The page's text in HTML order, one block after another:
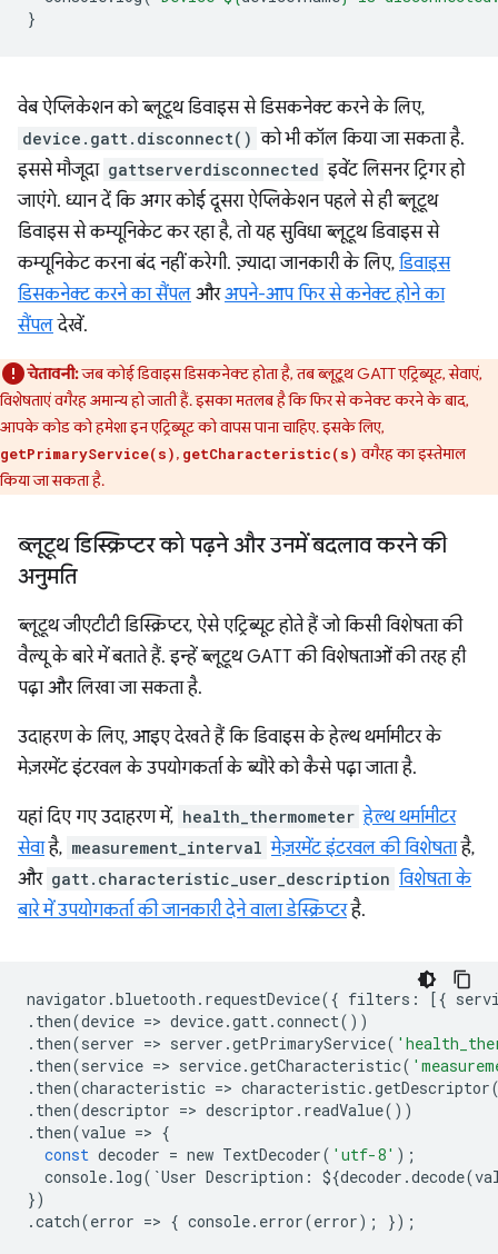
}
वेब ऐप्लिकेशन को ब्लूटूथ डिवाइस से डिसकनेक्ट करने के लिए,
device.gatt.disconnect() को भी कॉल किया जा सकता है.
इससे मौजूदा gattserverdisconnected इवेंट लिसनर ट्रिगर हो
जाएंगे. ध्यान दें कि अगर कोई दूसरा ऐप्लिकेशन पहले से ही ब्लूटूथ
डिवाइस से कम्यूनिकेट कर रहा है, तो यह सुविधा ब्लूटूथ डिवाइस से
कम्यूनिकेट करना बंद नहीं करेगी. ज़्यादा जानकारी के लिए, डिवाइस
डिसकनेक्ट करने का सैंपल औरअपने-आप फिर से कनेक्ट होने का
सैंपलदेखें.
चेतावनी:जब कोई डिवाइस डिसकनेक्ट होता है, तब ब्लूटूथ GATT एट्रिब्यूट, सेवाएं,
विशेषताएं वगैरह अमान्य हो जाती हैं. इसका मतलब है कि फिर से कनेक्ट करने के बाद,
आपके कोड को हमेशा इन एट्रिब्यूट को वापस पाना चाहिए. इसके लिए,
getPrimaryService(s), getCharacteristic(s) वगैरह का इस्तेमाल
किया जा सकता है.
ब्लूटूथ डिस्क्रिप्टर को पढ़ने और उनमें बदलाव करने की
अनुमति
ब्लूटूथ जीएटीटी डिस्क्रिप्टर, ऐसे एट्रिब्यूट होते हैं जो किसी विशेषता की
वैल्यू के बारे में बताते हैं. इन्हें ब्लूटूथ GATT की विशेषताओं की तरह ही
पढ़ा और लिखा जा सकता है.
उदाहरण के लिए, आइए देखते हैं कि डिवाइस के हेल्थ थर्मामीटर के
मेज़रमेंट इंटरवल के उपयोगकर्ता के ब्यौरे को कैसे पढ़ा जाता है.
यहां दिए गए उदाहरण में, health_thermometer हेल्थ थर्मामीटर
सेवाहै, measurement_interval मेज़रमेंट इंटरवल की विशेषताहै,
और gatt.characteristic_user_description विशेषता के
बारे में उपयोगकर्ता की जानकारी देने वाला डेस्क्रिप्टरहै.
navigator .bluetooth . requestDevice({ filters : [{
. then(device => device.gatt.connect())
. then(server => server .getPrimaryService(
. then(service => service.getCharacteristic(
. then(characteristic => characteristic.getDescriptor
. then(descriptor => descriptor . readValue())
. then(value => {
const decoder = new TextDecoder( 'utf-8' );
console. log( `User Description : ${decoder .decode(
})
.catch(error => { console. error(error); });